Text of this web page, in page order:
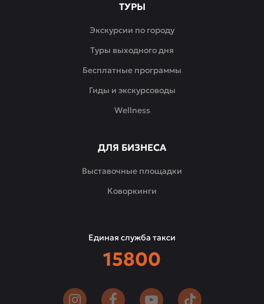
ТУРЫ
Экскурсии по городу
Туры выходного дня
Бесплатные программы
Гиды и экскурсоводы
Wellness
ДЛЯ БИЗНЕСА
Выставочные площадки
Коворкинги
Единая служба такси
15800